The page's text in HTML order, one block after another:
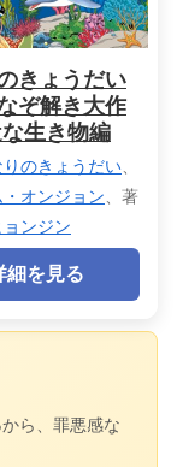
きょうだい
ぞ解き大作
生き物編
りのきょうだい
・オンジョン 、著
ンジン
細を見る
から、罪悪感な